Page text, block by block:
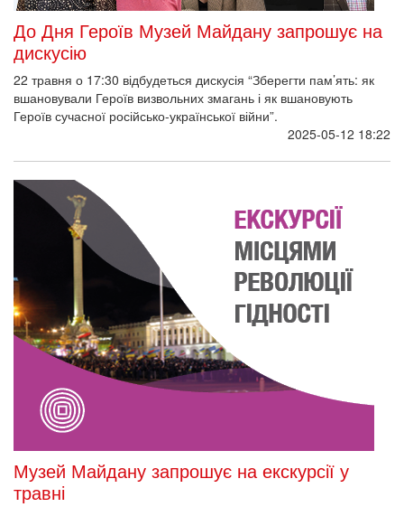
До Дня Героїв Музей Майдану запрошує на
дискусію
22 травня о 17:30 відбудеться дискусія “Зберегти пам’ять: як
вшановували Героїв визвольних змагань і як вшановують
Героїв сучасної російсько-української війни”.
2025-05-12 18:22
Музей Майдану запрошує на екскурсії у
травні